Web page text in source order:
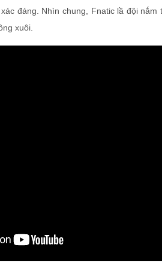
đáng. Nhìn chung, Fnatic lầ đội
xuôi.